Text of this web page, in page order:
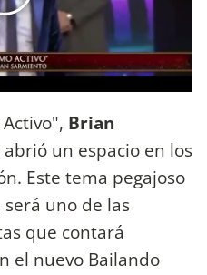
Brian
un espacio en los
Este tema pegajoso
uno de las
que contará
el nuevo Bailando